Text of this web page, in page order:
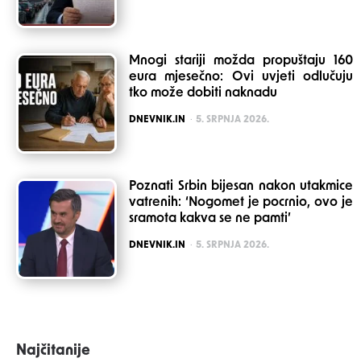
Mnogi stariji možda propuštaju 160
eura mjesečno: Ovi uvjeti odlučuju
tko može dobiti naknadu
POSTED
DNEVNIK.IN 5. SRPNJA 2026.
Poznati Srbin bijesan nakon utakmice
vatrenih: ‘Nogomet je pocrnio, ovo je
sramota kakva se ne pamti’
POSTED
DNEVNIK.IN 5. SRPNJA 2026.
Najčitanije